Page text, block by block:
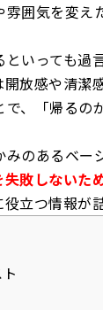
囲気を変え
いっても
放感や清潔
、「帰るの
のあるベ
敗しないた
立つ情報が